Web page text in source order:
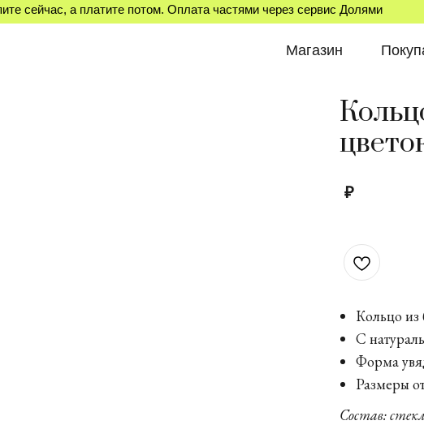
Магазин
сейчас, а платите потом. Оплата частями через сервис Долями
₽
Кольцо из
С
Форма
Размеры
Состав: